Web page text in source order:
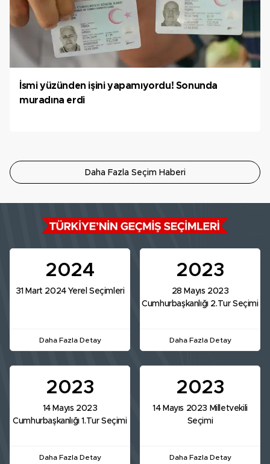
İsmi yüzünden işini yapamıyordu! Sonunda
muradına erdi
Daha Fazla Seçim Haberi
2024
31 Mart 2024 Yerel Seçimleri
Daha Fazla Detay
2023
28 Mayıs 2023
Cumhurbaşkanlığı 2.Tur Seçimi
Daha Fazla Detay
2023
14 Mayıs 2023
Cumhurbaşkanlığı 1.Tur Seçimi
Daha Fazla Detay
2023
14 Mayıs 2023 Milletvekili
Seçimi
Daha Fazla Detay